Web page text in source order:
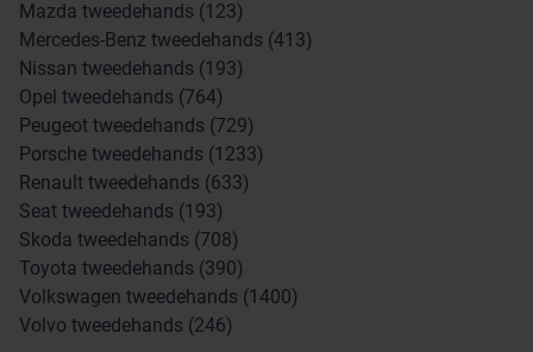
Mazda tweedehands (123)
Mercedes-Benz tweedehands (413)
Nissan tweedehands (193)
Opel tweedehands (764)
Peugeot tweedehands (729)
Porsche tweedehands (1233)
Renault tweedehands (633)
Seat tweedehands (193)
Skoda tweedehands (708)
Toyota tweedehands (390)
Volkswagen tweedehands (1400)
Volvo tweedehands (246)